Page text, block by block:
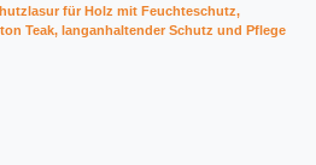
für Holz mit Feuchteschutz,
Teak, langanhaltender Schutz und Pflege